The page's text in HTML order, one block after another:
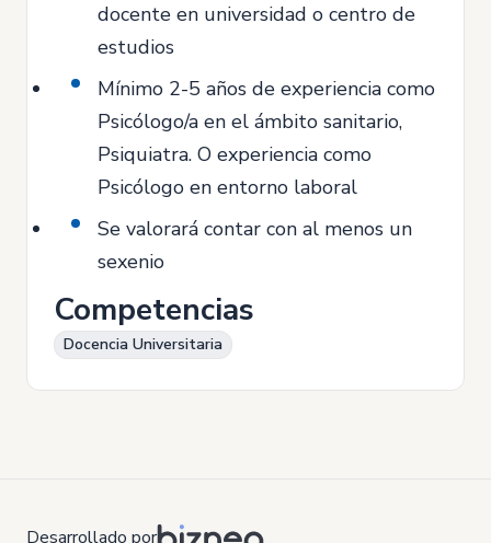
docente en universidad o centro de
estudios
Mínimo 2-5 años de experiencia como
Psicólogo/a en el ámbito sanitario,
Psiquiatra. O experiencia como
Psicólogo en entorno laboral
Se valorará contar con al menos un
sexenio
Competencias
Docencia Universitaria
Desarrollado por